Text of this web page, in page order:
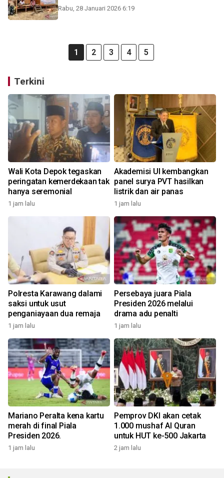
Rabu, 28 Januari 2026 6:19
1 2 3 4 5
Terkini
Wali Kota Depok tegaskan
peringatan kemerdekaan tak
hanya seremonial
1 jam lalu
Akademisi UI kembangkan
panel surya PVT hasilkan
listrik dan air panas
1 jam lalu
Polresta Karawang dalami
saksi untuk usut
penganiayaan dua remaja
1 jam lalu
Persebaya juara Piala
Presiden 2026 melalui
drama adu penalti
1 jam lalu
Mariano Peralta kena kartu
merah di final Piala
Presiden 2026.
1 jam lalu
Pemprov DKI akan cetak
1.000 mushaf Al Quran
untuk HUT ke-500 Jakarta
2 jam lalu